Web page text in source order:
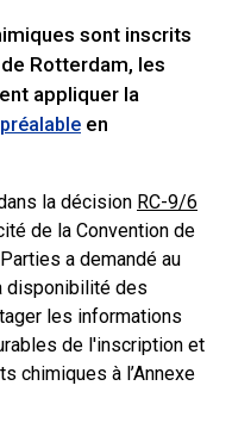
sont inscrits
Rotterdam, les
appliquer la
en
la décision RC-9/6
de la Convention de
a demandé au
disponibilité des
les informations
de l'inscription et
chimiques à l’Annexe